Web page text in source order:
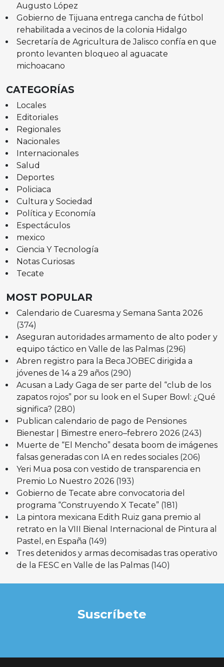
Augusto López
Gobierno de Tijuana entrega cancha de fútbol
rehabilitada a vecinos de la colonia Hidalgo
Secretaría de Agricultura de Jalisco confía en que
pronto levanten bloqueo al aguacate
michoacano
CATEGORÍAS
Locales
Editoriales
Regionales
Nacionales
Internacionales
Salud
Deportes
Policiaca
Cultura y Sociedad
Política y Economía
Espectáculos
mexico
Ciencia Y Tecnología
Notas Curiosas
Tecate
MOST POPULAR
Calendario de Cuaresma y Semana Santa 2026
(374)
Aseguran autoridades armamento de alto poder y
equipo táctico en Valle de las Palmas (296)
Abren registro para la Beca JOBEC dirigida a
jóvenes de 14 a 29 años (290)
Acusan a Lady Gaga de ser parte del “club de los
zapatos rojos” por su look en el Super Bowl: ¿Qué
significa? (280)
Publican calendario de pago de Pensiones
Bienestar | Bimestre enero–febrero 2026 (243)
Muerte de “El Mencho” desata boom de imágenes
falsas generadas con IA en redes sociales (206)
Yeri Mua posa con vestido de transparencia en
Premio Lo Nuestro 2026 (193)
Gobierno de Tecate abre convocatoria del
programa “Construyendo X Tecate” (181)
La pintora mexicana Edith Ruiz gana premio al
retrato en la VIII Bienal Internacional de Pintura al
Pastel, en España (149)
Tres detenidos y armas decomisadas tras operativo
de la FESC en Valle de las Palmas (140)
Suscríbete